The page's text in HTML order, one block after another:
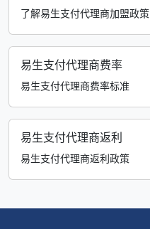
了解易生支付代理商加盟政策
易生支付代理商费率
易生支付代理商费率标准
易生支付代理商返利
易生支付代理商返利政策